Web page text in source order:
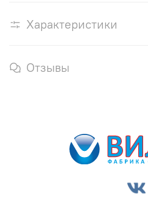
Характеристики
Отзывы